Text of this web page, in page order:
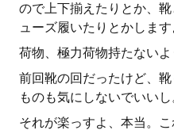
ので上下揃えたりとか、
ューズ履いたりとかします
荷物、極力荷物持たないよ
前回靴の回だったけど、
ものも気にしないでいいし
それが楽っすよ、本当。